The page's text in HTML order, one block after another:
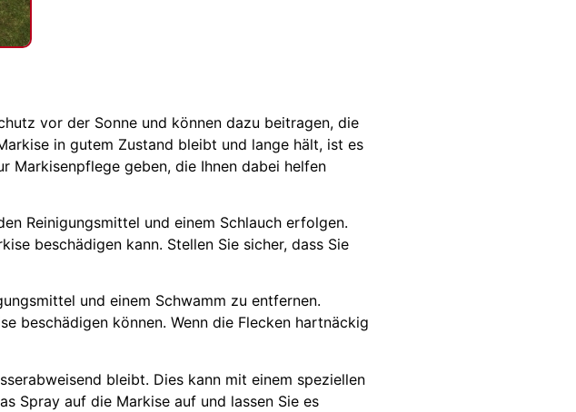
vor der Sonne und können dazu beitragen, die
in gutem Zustand bleibt und lange hält, ist es
Markisenpflege geben, die Ihnen dabei helfen
Reinigungsmittel und einem Schlauch erfolgen.
beschädigen kann. Stellen Sie sicher, dass Sie
und einem Schwamm zu entfernen.
beschädigen können. Wenn die Flecken hartnäckig
bleibt. Dies kann mit einem speziellen
Spray auf die Markise auf und lassen Sie es